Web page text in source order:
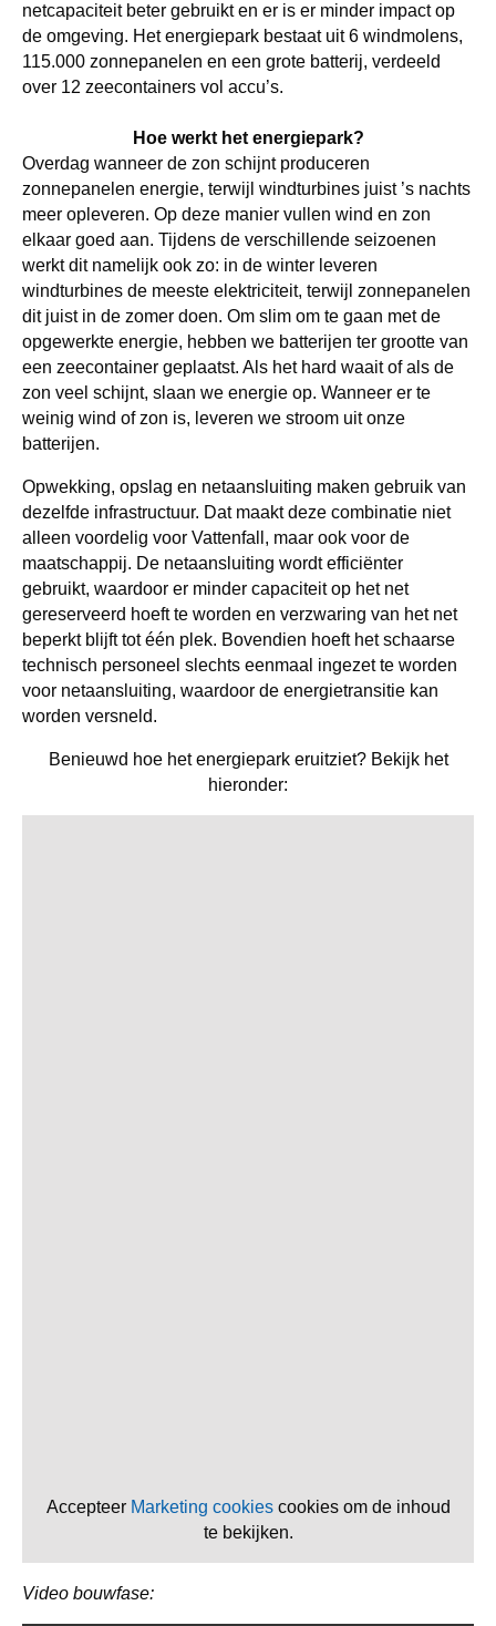
netcapaciteit beter gebruikt en er is er minder impact op
de omgeving. Het energiepark bestaat uit 6 windmolens,
115.000 zonnepanelen en een grote batterij, verdeeld
over 12 zeecontainers vol accu’s.
Hoe werkt het energiepark?
Overdag wanneer de zon schijnt produceren
zonnepanelen energie, terwijl windturbines juist ’s nachts
meer opleveren. Op deze manier vullen wind en zon
elkaar goed aan. Tijdens de verschillende seizoenen
werkt dit namelijk ook zo: in de winter leveren
windturbines de meeste elektriciteit, terwijl zonnepanelen
dit juist in de zomer doen. Om slim om te gaan met de
opgewerkte energie, hebben we batterijen ter grootte van
een zeecontainer geplaatst. Als het hard waait of als de
zon veel schijnt, slaan we energie op. Wanneer er te
weinig wind of zon is, leveren we stroom uit onze
batterijen.
Opwekking, opslag en netaansluiting maken gebruik van
dezelfde infrastructuur. Dat maakt deze combinatie niet
alleen voordelig voor Vattenfall, maar ook voor de
maatschappij. De netaansluiting wordt efficiënter
gebruikt, waardoor er minder capaciteit op het net
gereserveerd hoeft te worden en verzwaring van het net
beperkt blijft tot één plek. Bovendien hoeft het schaarse
technisch personeel slechts eenmaal ingezet te worden
voor netaansluiting, waardoor de energietransitie kan
worden versneld.
Benieuwd hoe het energiepark eruitziet? Bekijk het
hieronder:
Accepteer Marketing cookiescookies om de inhoud
te bekijken.
Video bouwfase: